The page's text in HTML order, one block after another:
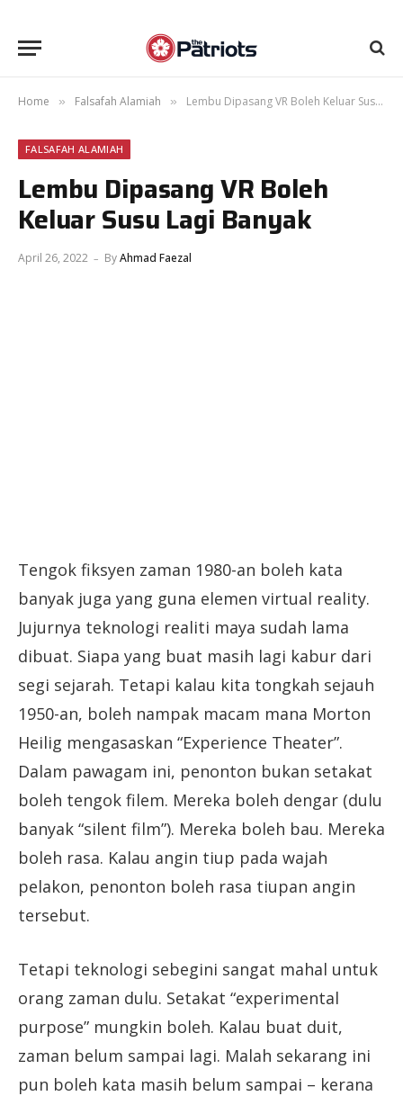
Home » Falsafah Alamiah » Lembu Dipasang VR Boleh Keluar Susu Lagi Banyak
FALSAFAH ALAMIAH
Lembu Dipasang VR Boleh
Keluar Susu Lagi Banyak
April 26, 2022 ByAhmad Faezal
Tengok fiksyen zaman 1980-an boleh kata
banyak juga yang guna elemen virtual reality.
Jujurnya teknologi realiti maya sudah lama
dibuat. Siapa yang buat masih lagi kabur dari
segi sejarah. Tetapi kalau kita tongkah sejauh
1950-an, boleh nampak macam mana Morton
Heilig mengasaskan “Experience Theater”.
Dalam pawagam ini, penonton bukan setakat
boleh tengok filem. Mereka boleh dengar (dulu
banyak “silent film”). Mereka boleh bau. Mereka
boleh rasa. Kalau angin tiup pada wajah
pelakon, penonton boleh rasa tiupan angin
tersebut.
Tetapi teknologi sebegini sangat mahal untuk
orang zaman dulu. Setakat “experimental
purpose” mungkin boleh. Kalau buat duit,
zaman belum sampai lagi. Malah sekarang ini
pun boleh kata masih belum sampai – kerana